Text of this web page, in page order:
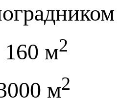
160 м2
м2